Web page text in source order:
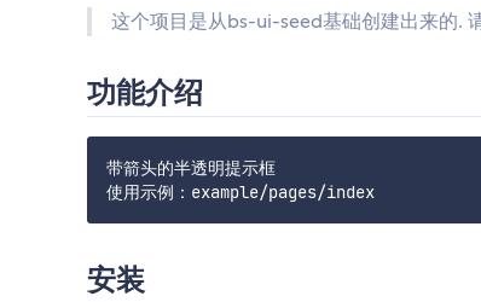
这个项目是从bs-ui-seed基础创建出来的.
功能介绍
带箭头的半透明提示框
安装